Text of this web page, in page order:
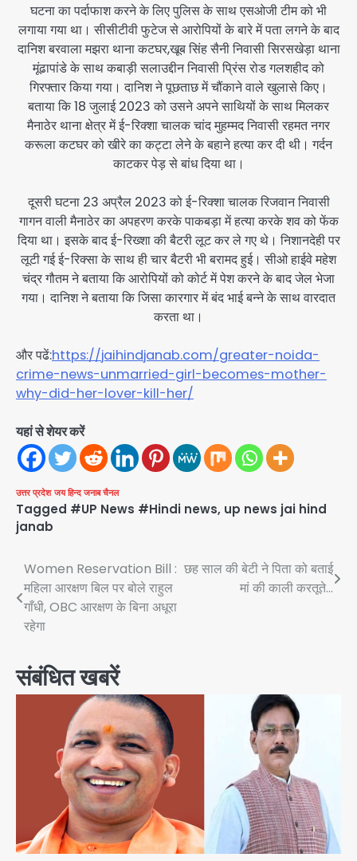
घटना का पर्दाफाश करने के लिए पुलिस के साथ एसओजी टीम को भी
लगाया गया था। सीसीटीवी फुटेज से आरोपियों के बारे में पता लगने के बाद
दानिश बरवाला मझरा थाना कटघर,खूब सिंह सैनी निवासी सिरसखेड़ा थाना
मूंढापांडे के साथ कबाड़ी सलाउद्दीन निवासी प्रिंस रोड गलशहीद को
गिरफ्तार किया गया। दानिश ने पूछताछ में चौंकाने वाले खुलासे किए।
बताया कि 18 जुलाई 2023 को उसने अपने साथियों के साथ मिलकर
मैनाठेर थाना क्षेत्र में ई-रिक्शा चालक चांद मुहम्मद निवासी रहमत नगर
करूला कटघर को खीरे का कट्टा लेने के बहाने हत्या कर दी थी। गर्दन
काटकर पेड़ से बांध दिया था।
दूसरी घटना 23 अप्रैल 2023 को ई-रिक्शा चालक रिजवान निवासी
गागन वाली मैनाठेर का अपहरण करके पाकबड़ा में हत्या करके शव को फेंक
दिया था। इसके बाद ई-रिख्शा की बैटरी लूट कर ले गए थे। निशानदेही पर
लूटी गई ई-रिक्सा के साथ ही चार बैटरी भी बरामद हुई। सीओ हाईवे महेश
चंद्र गौतम ने बताया कि आरोपियों को कोर्ट में पेश करने के बाद जेल भेजा
गया। दानिश ने बताया कि जिसा कारगार में बंद भाई बन्ने के साथ वारदात
करता था।
और पढें:https://jaihindjanab.com/greater-noida-
crime-news-unmarried-girl-becomes-mother-
why-did-her-lover-kill-her/
यहां से शेयर करें
उत्तर प्रदेश जय हिन्द जनाब चैनल
Tagged #UP News #Hindi news, up news jai hind
janab
Post
navigation
Women Reservation Bill :
महिला आरक्षण बिल पर बोले राहुल
गाँधी, OBC आरक्षण के बिना अधूरा
रहेगा
छह साल की बेटी ने पिता को बताई
मां की काली करतूते…
संबंधित खबरें